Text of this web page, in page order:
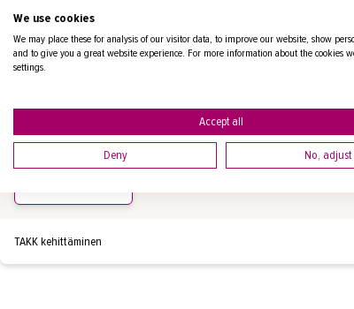
NEUVONEN SATU
Kehitysjohtaja
satu.neuvonen@takk.fi
TAKK kehittäminen
We use cookies
We may place these for analysis of our visitor data, to improve our website, show
and to give you a great website experience. For more information about the cookies
settings.
Accept all
Deny No, adjust